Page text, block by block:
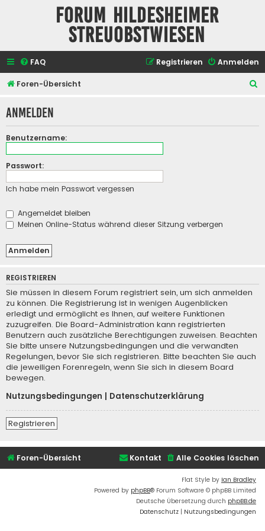
Forum Hildesheimer
Streuobstwiesen
FAQ Anmelden
Registrieren
Foren-Übersicht
h
Anmelden
Benutzername:
Passwort:
Ich habe mein Passwort vergessen
Angemeldet bleiben
Meinen Online-Status während dieser Sitzung verbergen
REGISTRIEREN
Sie müssen in diesem Forum registriert sein, um sich anmelden
zu können. Die Registrierung ist in wenigen Augenblicken
erledigt und ermöglicht es Ihnen, auf weitere Funktionen
zuzugreifen. Die Board-Administration kann registrierten
Benutzern auch zusätzliche Berechtigungen zuweisen. Beachten
Sie bitte unsere Nutzungsbedingungen und die verwandten
Regelungen, bevor Sie sich registrieren. Bitte beachten Sie auch
die jeweiligen Forenregeln, wenn Sie sich in diesem Board
bewegen.
Nutzungsbedingungen
Datenschutzerklärung
Registrieren
Foren-Übersicht Alle Cookies löschen
Kontakt
Flat Style by Ian Bradley
Powered by phpBB® Forum Software © phpBB Limited
Deutsche Übersetzung durch phpBB.de
Datenschutz | Nutzungsbedingungen